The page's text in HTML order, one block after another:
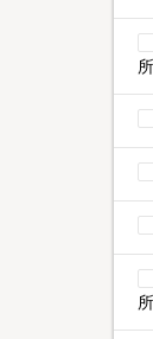
所
所